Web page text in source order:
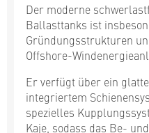
Der moderne
Ballasttanks ist
Gründungsstrukturen
Offshore-
Er verfügt über ein
integriertem
spezielles
Kaje, sodass das Be-